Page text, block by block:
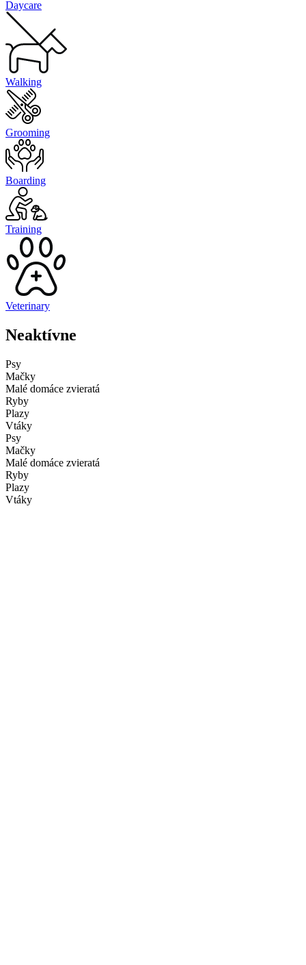
Daycare
Walking
Grooming
Boarding
Training
Veterinary
Neaktívne
Psy
Mačky
Malé domáce zvieratá
Ryby
Plazy
Vtáky
Psy
Mačky
Malé domáce zvieratá
Ryby
Plazy
Vtáky